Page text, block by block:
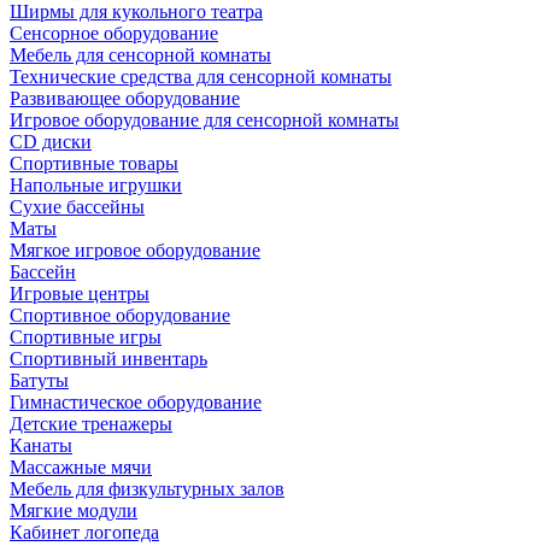
Ширмы для кукольного театра
Сенсорное оборудование
Мебель для сенсорной комнаты
Технические средства для сенсорной комнаты
Развивающее оборудование
Игровое оборудование для сенсорной комнаты
CD диски
Спортивные товары
Напольные игрушки
Сухие бассейны
Маты
Мягкое игровое оборудование
Бассейн
Игровые центры
Спортивное оборудование
Спортивные игры
Спортивный инвентарь
Батуты
Гимнастическое оборудование
Детские тренажеры
Канаты
Массажные мячи
Мебель для физкультурных залов
Мягкие модули
Кабинет логопеда